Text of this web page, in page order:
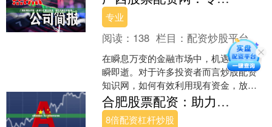
风险成倍放大。理性看待其....
专业
阅读： 138 栏目：配资炒股平台
在瞬息万变的金融市场中，机遇往往转
瞬即逝。对于许多投资者而言炒股配资
知识网，如何有效利用现有资金，放大
投资效益，成为把握市场脉动的关键。
广西股票配资网，作为专业....
合肥股票配资：助力投资者财富增值
8倍配资杠杆炒股